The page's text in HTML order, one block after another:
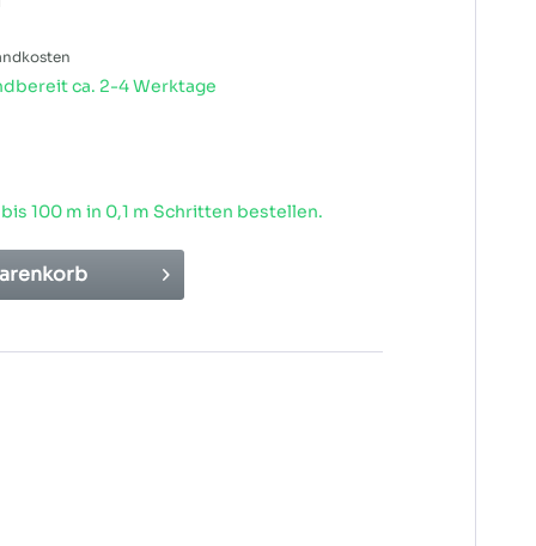
ca. 2-4 Werktage
100m in 0,1 m Schritten bestellen.